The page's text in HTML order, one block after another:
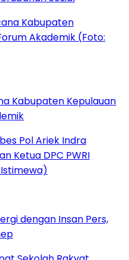
Kabupaten Kepulauan
dengan Insan Pers,